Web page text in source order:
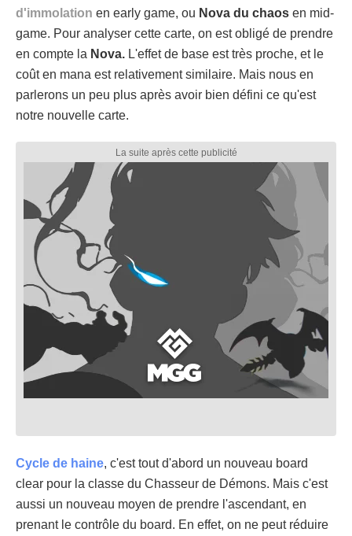
d'immolation en early game, ou Nova du chaos en mid-
game. Pour analyser cette carte, on est obligé de prendre
en compte la Nova. L'effet de base est très proche, et le
coût en mana est relativement similaire. Mais nous en
parlerons un peu plus après avoir bien défini ce qu'est
notre nouvelle carte.
Cycle de haine, c'est tout d'abord un nouveau board
clear pour la classe du Chasseur de Démons. Mais c'est
aussi un nouveau moyen de prendre l'ascendant, en
prenant le contrôle du board. En effet, on ne peut réduire